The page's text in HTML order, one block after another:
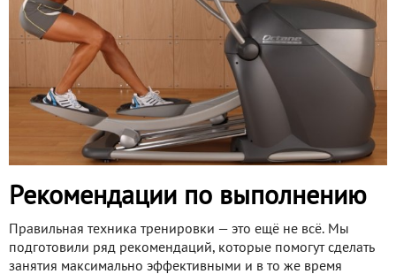
Рекомендации по выполнению
Правильная техника тренировки — это ещё не всё. Мы
подготовили ряд рекомендаций, которые помогут сделать
занятия максимально эффективными и в то же время